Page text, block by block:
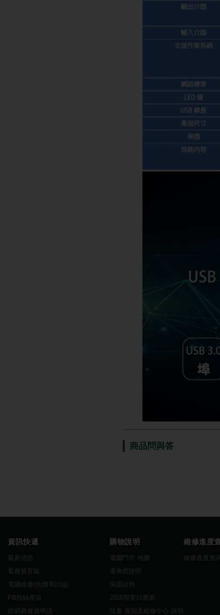
商品問與答
資訊快遞
最新消息
客服留言版
電腦維修(估價單討論)
FB粉絲專頁
經銷商會員申請
購物說明
電腦門市 地圖
退換貨說明
保固說明
2026營業日曆表
技嘉 保固及維修中心 說明
維修進度
維修進度查